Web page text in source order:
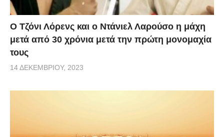
Ο Τζόνι Λόρενς και ο Ντάνιελ Λαρούσο η μάχη
μετά από 30 χρόνια μετά την πρώτη μονομαχία
τους
14 ΔΕΚΕΜΒΡΊΟΥ, 2023